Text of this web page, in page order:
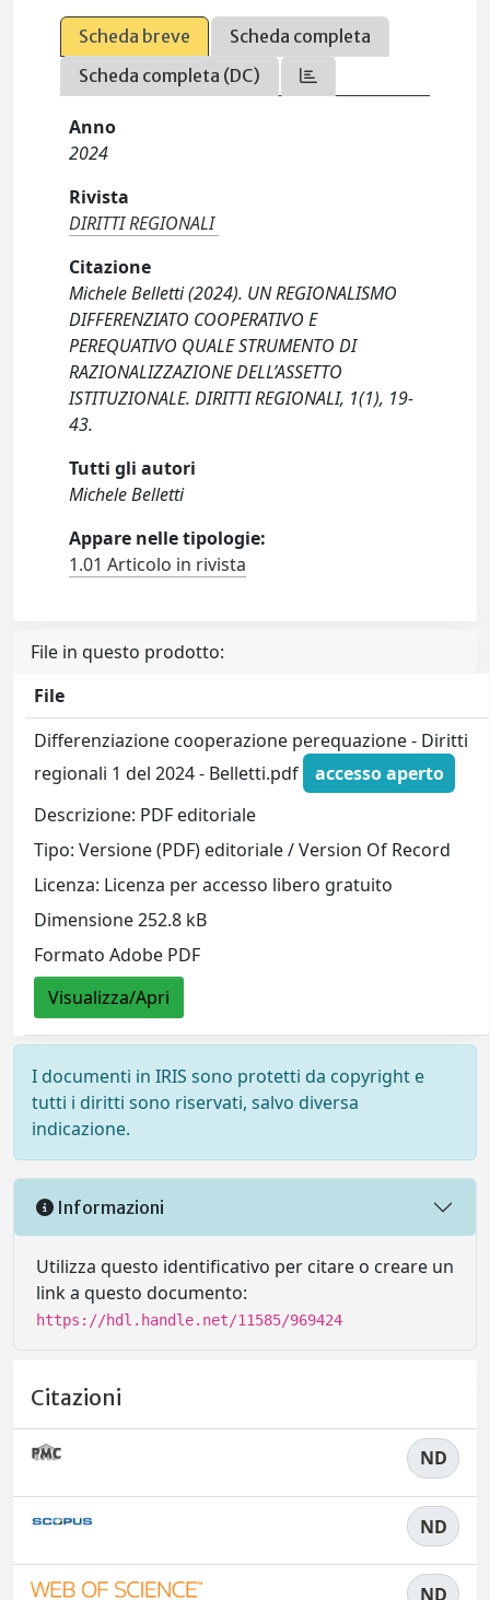
Scheda breve
Scheda completa
Scheda completa (DC)
Anno
2024
Rivista
DIRITTI REGIONALI
Citazione
Michele Belletti (2024). UN REGIONALISMO
DIFFERENZIATO COOPERATIVO E
PEREQUATIVO QUALE STRUMENTO DI
RAZIONALIZZAZIONE DELL’ASSETTO
ISTITUZIONALE. DIRITTI REGIONALI, 1(1), 19-
43.
Tutti gli autori
Michele Belletti
Appare nelle tipologie:
1.01 Articolo in rivista
File in questo prodotto:
File
Differenziazione cooperazione perequazione - Diritti
regionali 1 del 2024 - Belletti.pdf
accesso aperto
Descrizione: PDF editoriale
Tipo: Versione (PDF) editoriale / Version Of Record
Licenza: Licenza per accesso libero gratuito
Dimensione 252.8 kB
Formato Adobe PDF
Visualizza/Apri
I documenti in IRIS sono protetti da copyright e
tutti i diritti sono riservati, salvo diversa
indicazione.
Informazioni
Utilizza questo identificativo per citare o creare un
link a questo documento:
https://hdl.handle.net/11585/969424
Citazioni
ND
ND
ND